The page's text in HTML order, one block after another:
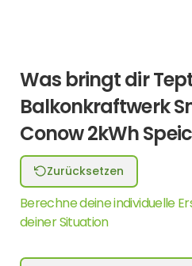
Was bringt dir
Balkonkraftwerk
Conow 2kWh
Zurücksetzen
Berechne deine individuelle
deiner Situation